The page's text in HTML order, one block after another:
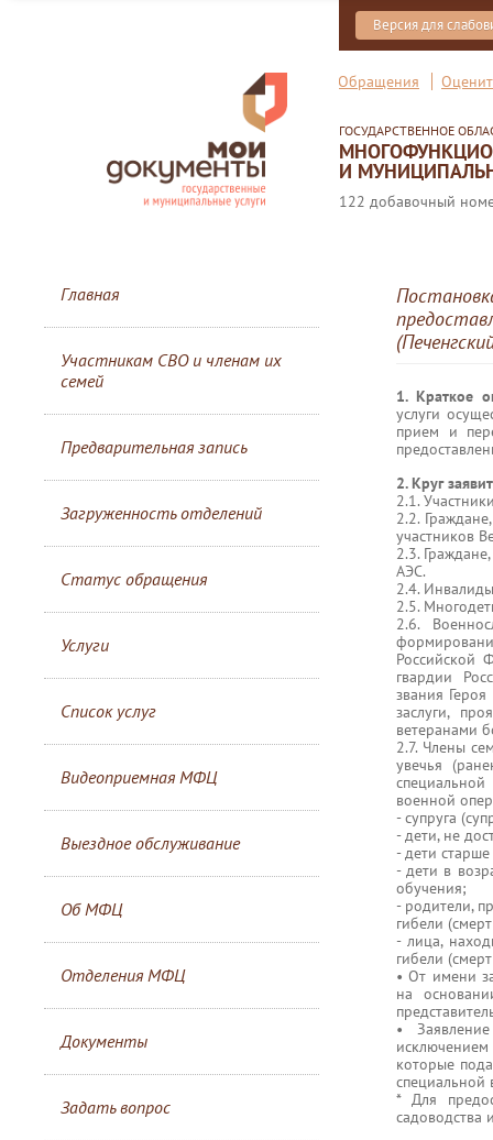
Версия для
Обращения
ГОСУДАРСТВЕННОЕ
И
122 добавочный
Главная
Участникам СВО и членам их
семей
Предварительная запись
Загруженность отделений
Статус обращения
Услуги
Список услуг
Видеоприемная МФЦ
Выездное обслуживание
Об МФЦ
Отделения МФЦ
Документы
Задать вопрос
1. Краткое
услуги
прием и
2. Круг
2.1.
2.2.
участников
2.3.
АЭС.
2.4.
2.5.
2.6.
Российской
гвардии
звания
заслуги,
ветеранами
2.7. Члены
увечья
военной
- супруга
- дети, не
- дети
- дети в
обучения;
- родители,
гибели
- лица,
гибели
• От имени
на
•
которые
специальной
* Для
садоводства